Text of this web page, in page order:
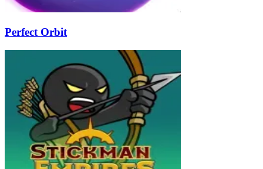
Perfect Orbit